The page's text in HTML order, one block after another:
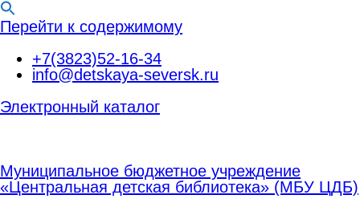
Перейти к содержимому
+7(3823)52-16-34
info@detskaya-seversk.ru
Электронный каталог
Муниципальное бюджетное учреждение
«Центральная детская библиотека» (МБУ ЦДБ)